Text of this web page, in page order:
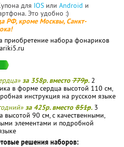
для IOS или Android и
Это удобно :)
РФ, кроме Москвы, Санкт-
приобретение набора фонариков
за 358р. вместо 779р. 2
в форме сердца высотой 110 см,
инструкция на русском языке
за 425р. вместо 851р. 3
90 см, с качественными,
элементами и подробной
решения наборов: